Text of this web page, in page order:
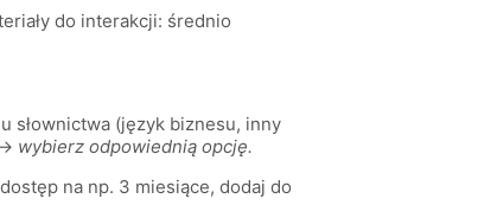
do interakcji: średnio
słownictwa (język biznesu, inny
wybierz odpowiednią opcję.
na np. 3 miesiące, dodaj do